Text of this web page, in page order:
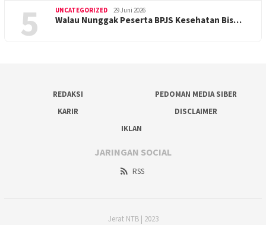
5 UNCATEGORIZED 29 Juni 2026
Walau Nunggak Peserta BPJS Kesehatan Bis…
REDAKSI
PEDOMAN MEDIA SIBER
KARIR
DISCLAIMER
IKLAN
JARINGAN SOCIAL
RSS
Jerat NTB | 2023